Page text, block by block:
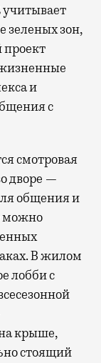
зеленых зон,
и
с
смотровая
дворе —
общения и
можно
В жилом
лобби с
крыше,
стоящий